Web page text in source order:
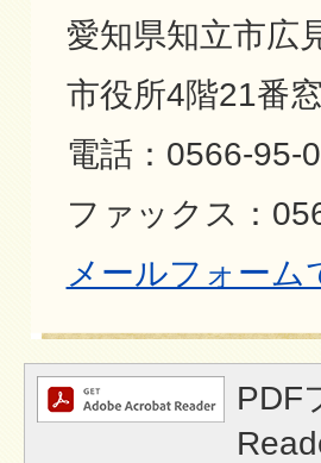
愛知県知立市広
市役所4階21番
電話：0566-95-
ファックス：
メールフォー
PDF